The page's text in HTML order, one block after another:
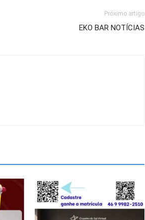
Próximo artigo
EKO BAR NOTÍCIAS